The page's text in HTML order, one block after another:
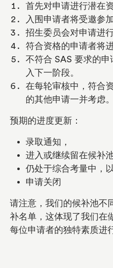
首先对申请进行潜在
入围申请者将受邀参
招生委员会对申请进
符合资格的申请者将
不符合 SAS 要求的
入下一阶段。
在每轮审核中，符合
的其他申请一并考虑。
预期的进度更新：
录取通知，
进入或继续留在候补池
仍处于综合考量中，
申请关闭
请注意，我们的候补池不
补名单，这体现了我们在
每位申请者的独特素质进